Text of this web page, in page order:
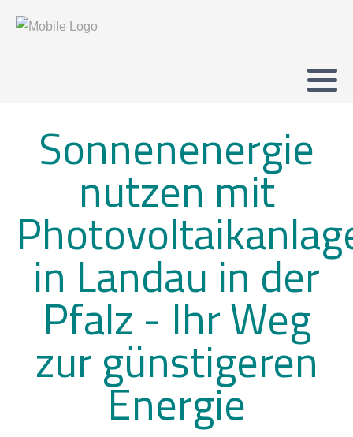
Sonnenenergie
nutzen mit
in Landau in der
Pfalz - Ihr Weg
zur günstigeren
Energie